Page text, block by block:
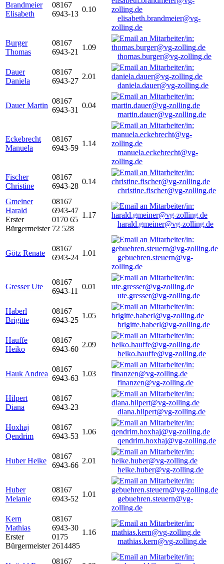
Brandmeier
Elisabeth
08167
6943-13
0.10
elisabeth.brandmeier@vg-
zolling.de
Burger
Thomas
08167
6943-21
1.09
thomas.burger@vg-zolling.de
Dauer
Daniela
08167
6943-27
2.01
daniela.dauer@vg-zolling.de
Dauer Martin
08167
6943-31
0.04
martin.dauer@vg-zolling.de
Eckebrecht
Manuela
08167
6943-59
1.14
manuela.eckebrecht@vg-
zolling.de
Fischer
Christine
08167
6943-28
0.14
christine.fischer@vg-zolling.de
Gmeiner
Harald
Erster
Bürgermeister
08167
6943-47
0170 65
72 528
1.17
harald.gmeiner@vg-zolling.de
Götz Renate
08167
6943-24
1.01
gebuehren.steuern@vg-
zolling.de
Gresser Ute
08167
6943-11
0.01
ute.gresser@vg-zolling.de
Haberl
Brigitte
08167
6943-25
1.05
brigitte.haberl@vg-zolling.de
Hauffe
Heiko
08167
6943-60
2.09
heiko.hauffe@vg-zolling.de
Hauk Andrea
08167
6943-63
1.03
finanzen@vg-zolling.de
Hilpert
Diana
08167
6943-23
diana.hilpert@vg-zolling.de
Hoxhaj
Qendrim
08167
6943-53
1.06
qendrim.hoxhaj@vg-zolling.de
Huber Heike
08167
6943-66
2.01
heike.huber@vg-zolling.de
Huber
Melanie
08167
6943-52
1.01
gebuehren.steuern@vg-
zolling.de
Kern
Mathias
Erster
Bürgermeister
08167
6943-30
0175
2614485
1.16
mathias.kern@vg-zolling.de
08167